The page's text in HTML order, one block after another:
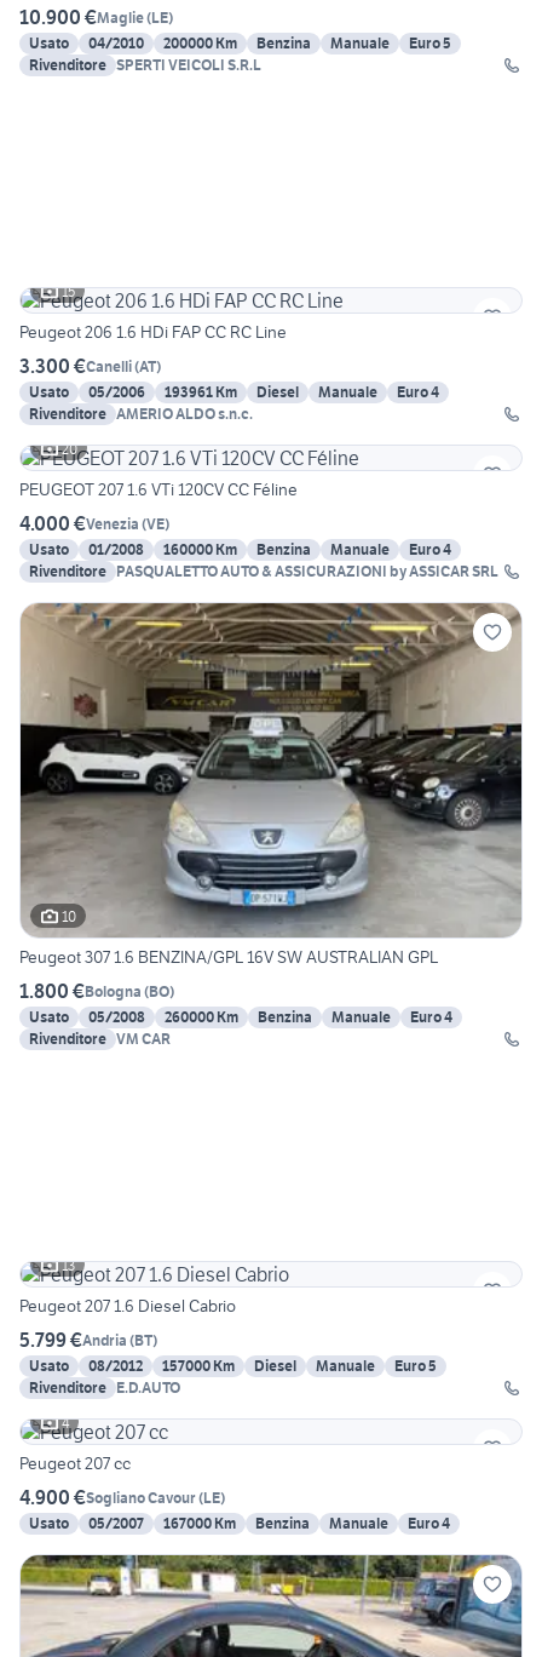
10.900 €Maglie(LE)
Usato
04/2010 200000 Km Benzina Manuale
Euro 5
Rivenditore SPERTI VEICOLI S.R.L
15
Peugeot 206 1.6 HDi FAP CC RC Line
3.300 €Canelli(AT)
Usato
05/2006 193961 Km Diesel Manuale
Euro 4
Rivenditore AMERIO ALDO s.n.c.
20
PEUGEOT 207 1.6 VTi 120CV CC Féline
4.000 €Venezia (VE)
Usato
01/2008 160000 Km Benzina Manuale
Euro 4
Rivenditore
PASQUALETTO AUTO & ASSICURAZIONI by ASSICAR SRL
10
Peugeot 307 1.6 BENZINA/GPL 16V SW AUSTRALIAN GPL
1.800 €Bologna (BO)
Usato
05/2008 260000 Km Benzina Manuale
Euro 4
Rivenditore VM CAR
13
Peugeot 207 1.6 Diesel Cabrio
5.799 €Andria (BT)
Usato
08/2012 157000 Km Diesel Manuale
Euro 5
Rivenditore E.D.AUTO
4
Peugeot 207 cc
4.900 €Sogliano Cavour(LE)
Usato
05/2007 167000 Km Benzina Manuale Euro 4